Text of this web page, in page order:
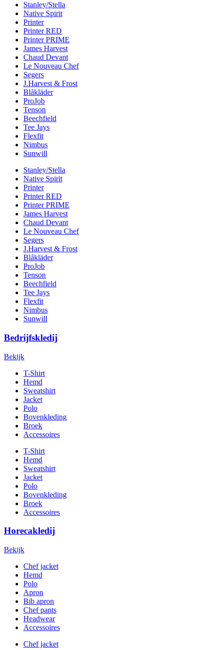
Stanley/Stella
Native Spirit
Printer
Printer RED
Printer PRIME
James Harvest
Chaud Devant
Le Nouveau Chef
Segers
J.Harvest & Frost
Blåkläder
ProJob
Tenson
Beechfield
Tee Jays
Flexfit
Nimbus
Sunwill
Stanley/Stella
Native Spirit
Printer
Printer RED
Printer PRIME
James Harvest
Chaud Devant
Le Nouveau Chef
Segers
J.Harvest & Frost
Blåkläder
ProJob
Tenson
Beechfield
Tee Jays
Flexfit
Nimbus
Sunwill
Bedrijfskledij
Bekijk
T-Shirt
Hemd
Sweatshirt
Jacket
Polo
Bovenkleding
Broek
Accessoires
T-Shirt
Hemd
Sweatshirt
Jacket
Polo
Bovenkleding
Broek
Accessoires
Horecakledij
Bekijk
Chef jacket
Hemd
Polo
Apron
Bib apron
Chef pants
Headwear
Accessoires
Chef jacket